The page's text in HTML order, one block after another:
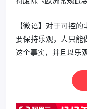
【微语】对于可控
要保持乐观，人只能
这个事实，并且以乐